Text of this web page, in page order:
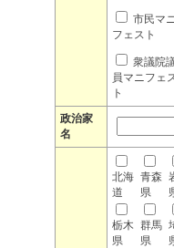
市民マ
フェスト
衆議院
員マニフェ
ト
政治家
名
北海
道
青森
県
栃木
県
群馬
県